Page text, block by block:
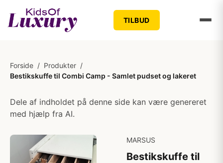
TILBUD
Forside / Produkter /
Bestikskuffe til Combi Camp - Samlet pudset og lakeret
Dele af indholdet på denne side kan være genereret
med hjælp fra AI.
MARSUS
Bestikskuffe til